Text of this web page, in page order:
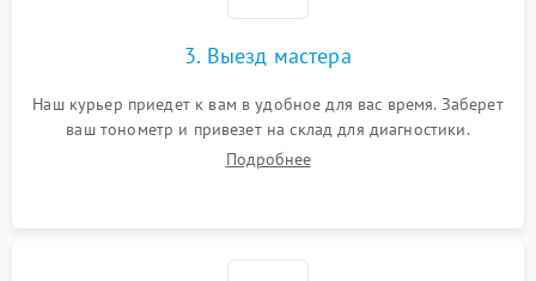
3. Выезд мастера
Наш курьер приедет к вам в удобное для вас время. Заберет
ваш тонометр и привезет на склад для диагностики.
Подробнее